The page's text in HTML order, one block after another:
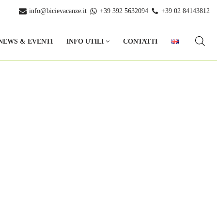
info@bicievacanze.it +39 392 5632094 +39 02 84143812
& EVENTI INFO UTILI CONTATTI